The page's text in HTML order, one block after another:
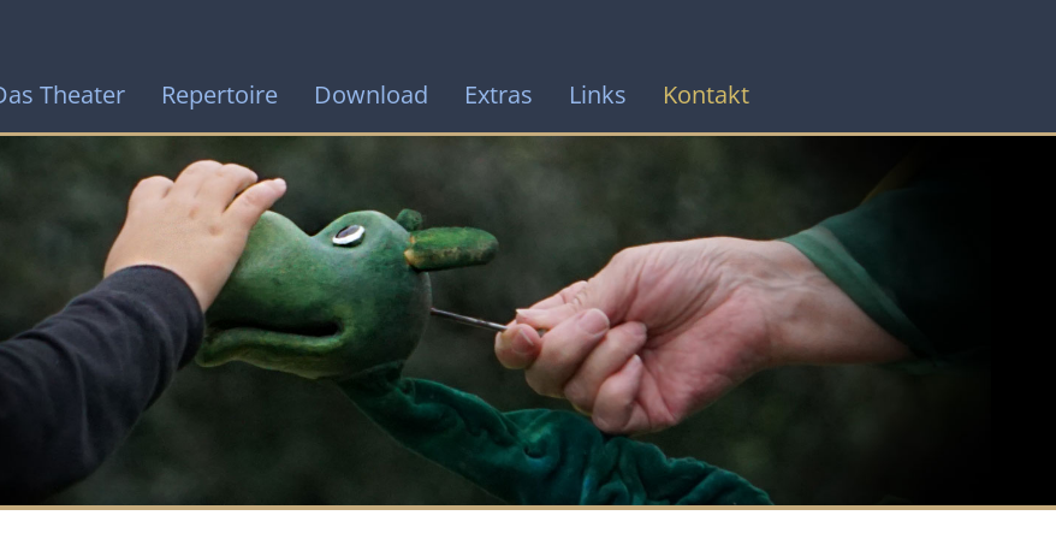
Theater Repertoire Download Extras Links Kontakt